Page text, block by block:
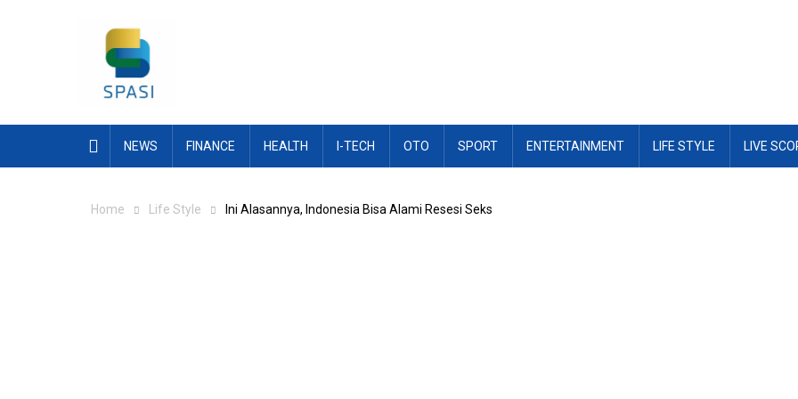
NEWS FINANCE HEALTH I-TECH OTO SPORT ENTERTAINMENT LIFE STYLE LIVE
Home Life Style Ini Alasannya, Indonesia Bisa Alami Resesi Seks